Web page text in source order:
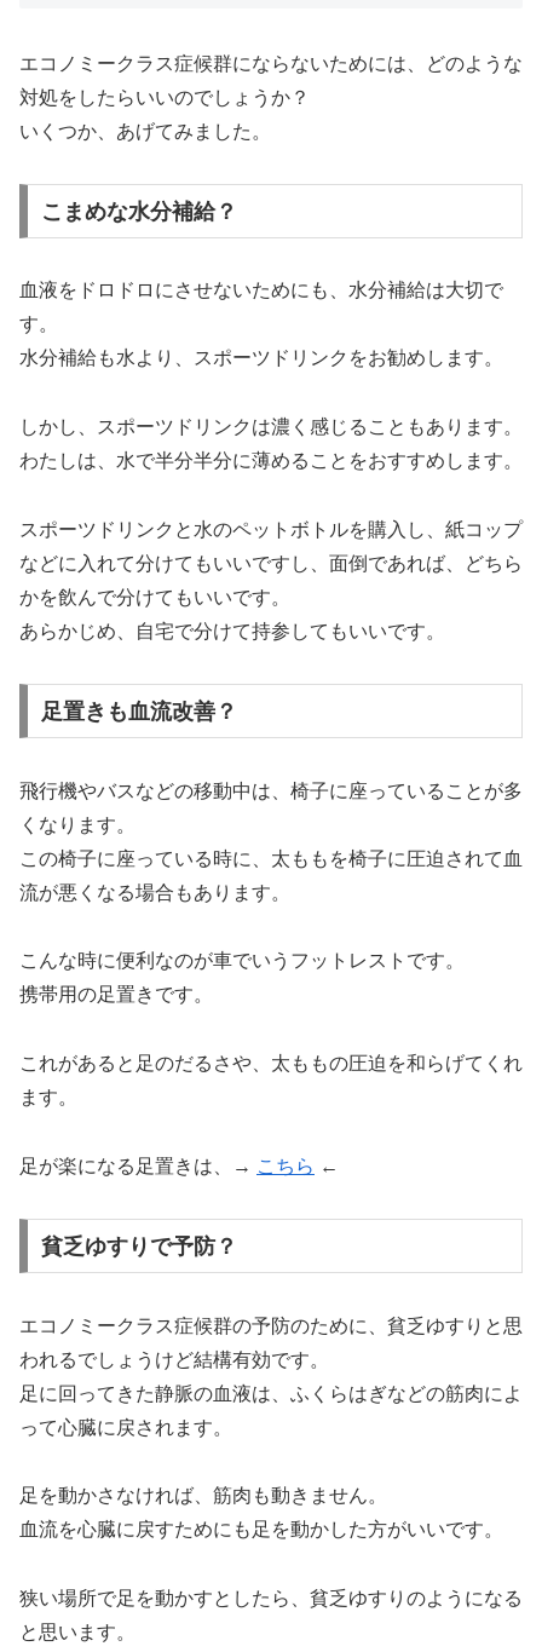
エコノミークラス症候群にならないためには、どのような
対処をしたらいいのでしょうか？
いくつか、あげてみました。
こまめな水分補給？
血液をドロドロにさせないためにも、水分補給は大切で
す。
水分補給も水より、スポーツドリンクをお勧めします。
しかし、スポーツドリンクは濃く感じることもあります。
わたしは、水で半分半分に薄めることをおすすめします。
スポーツドリンクと水のペットボトルを購入し、紙コップ
などに入れて分けてもいいですし、面倒であれば、どちら
かを飲んで分けてもいいです。
あらかじめ、自宅で分けて持参してもいいです。
足置きも血流改善？
飛行機やバスなどの移動中は、椅子に座っていることが多
くなります。
この椅子に座っている時に、太ももを椅子に圧迫されて血
流が悪くなる場合もあります。
こんな時に便利なのが車でいうフットレストです。
携帯用の足置きです。
これがあると足のだるさや、太ももの圧迫を和らげてくれ
ます。
足が楽になる足置きは、→ こちら ←
貧乏ゆすりで予防？
エコノミークラス症候群の予防のために、貧乏ゆすりと思
われるでしょうけど結構有効です。
足に回ってきた静脈の血液は、ふくらはぎなどの筋肉によ
って心臓に戻されます。
足を動かさなければ、筋肉も動きません。
血流を心臓に戻すためにも足を動かした方がいいです。
狭い場所で足を動かすとしたら、貧乏ゆすりのようになる
と思います。